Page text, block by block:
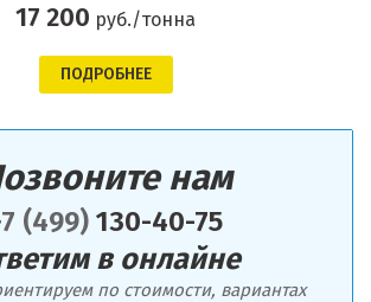
17 200 руб./тонна
ПОДРОБНЕЕ
нам
(499) 130-40-75
в онлайне
по стоимости, вариантах